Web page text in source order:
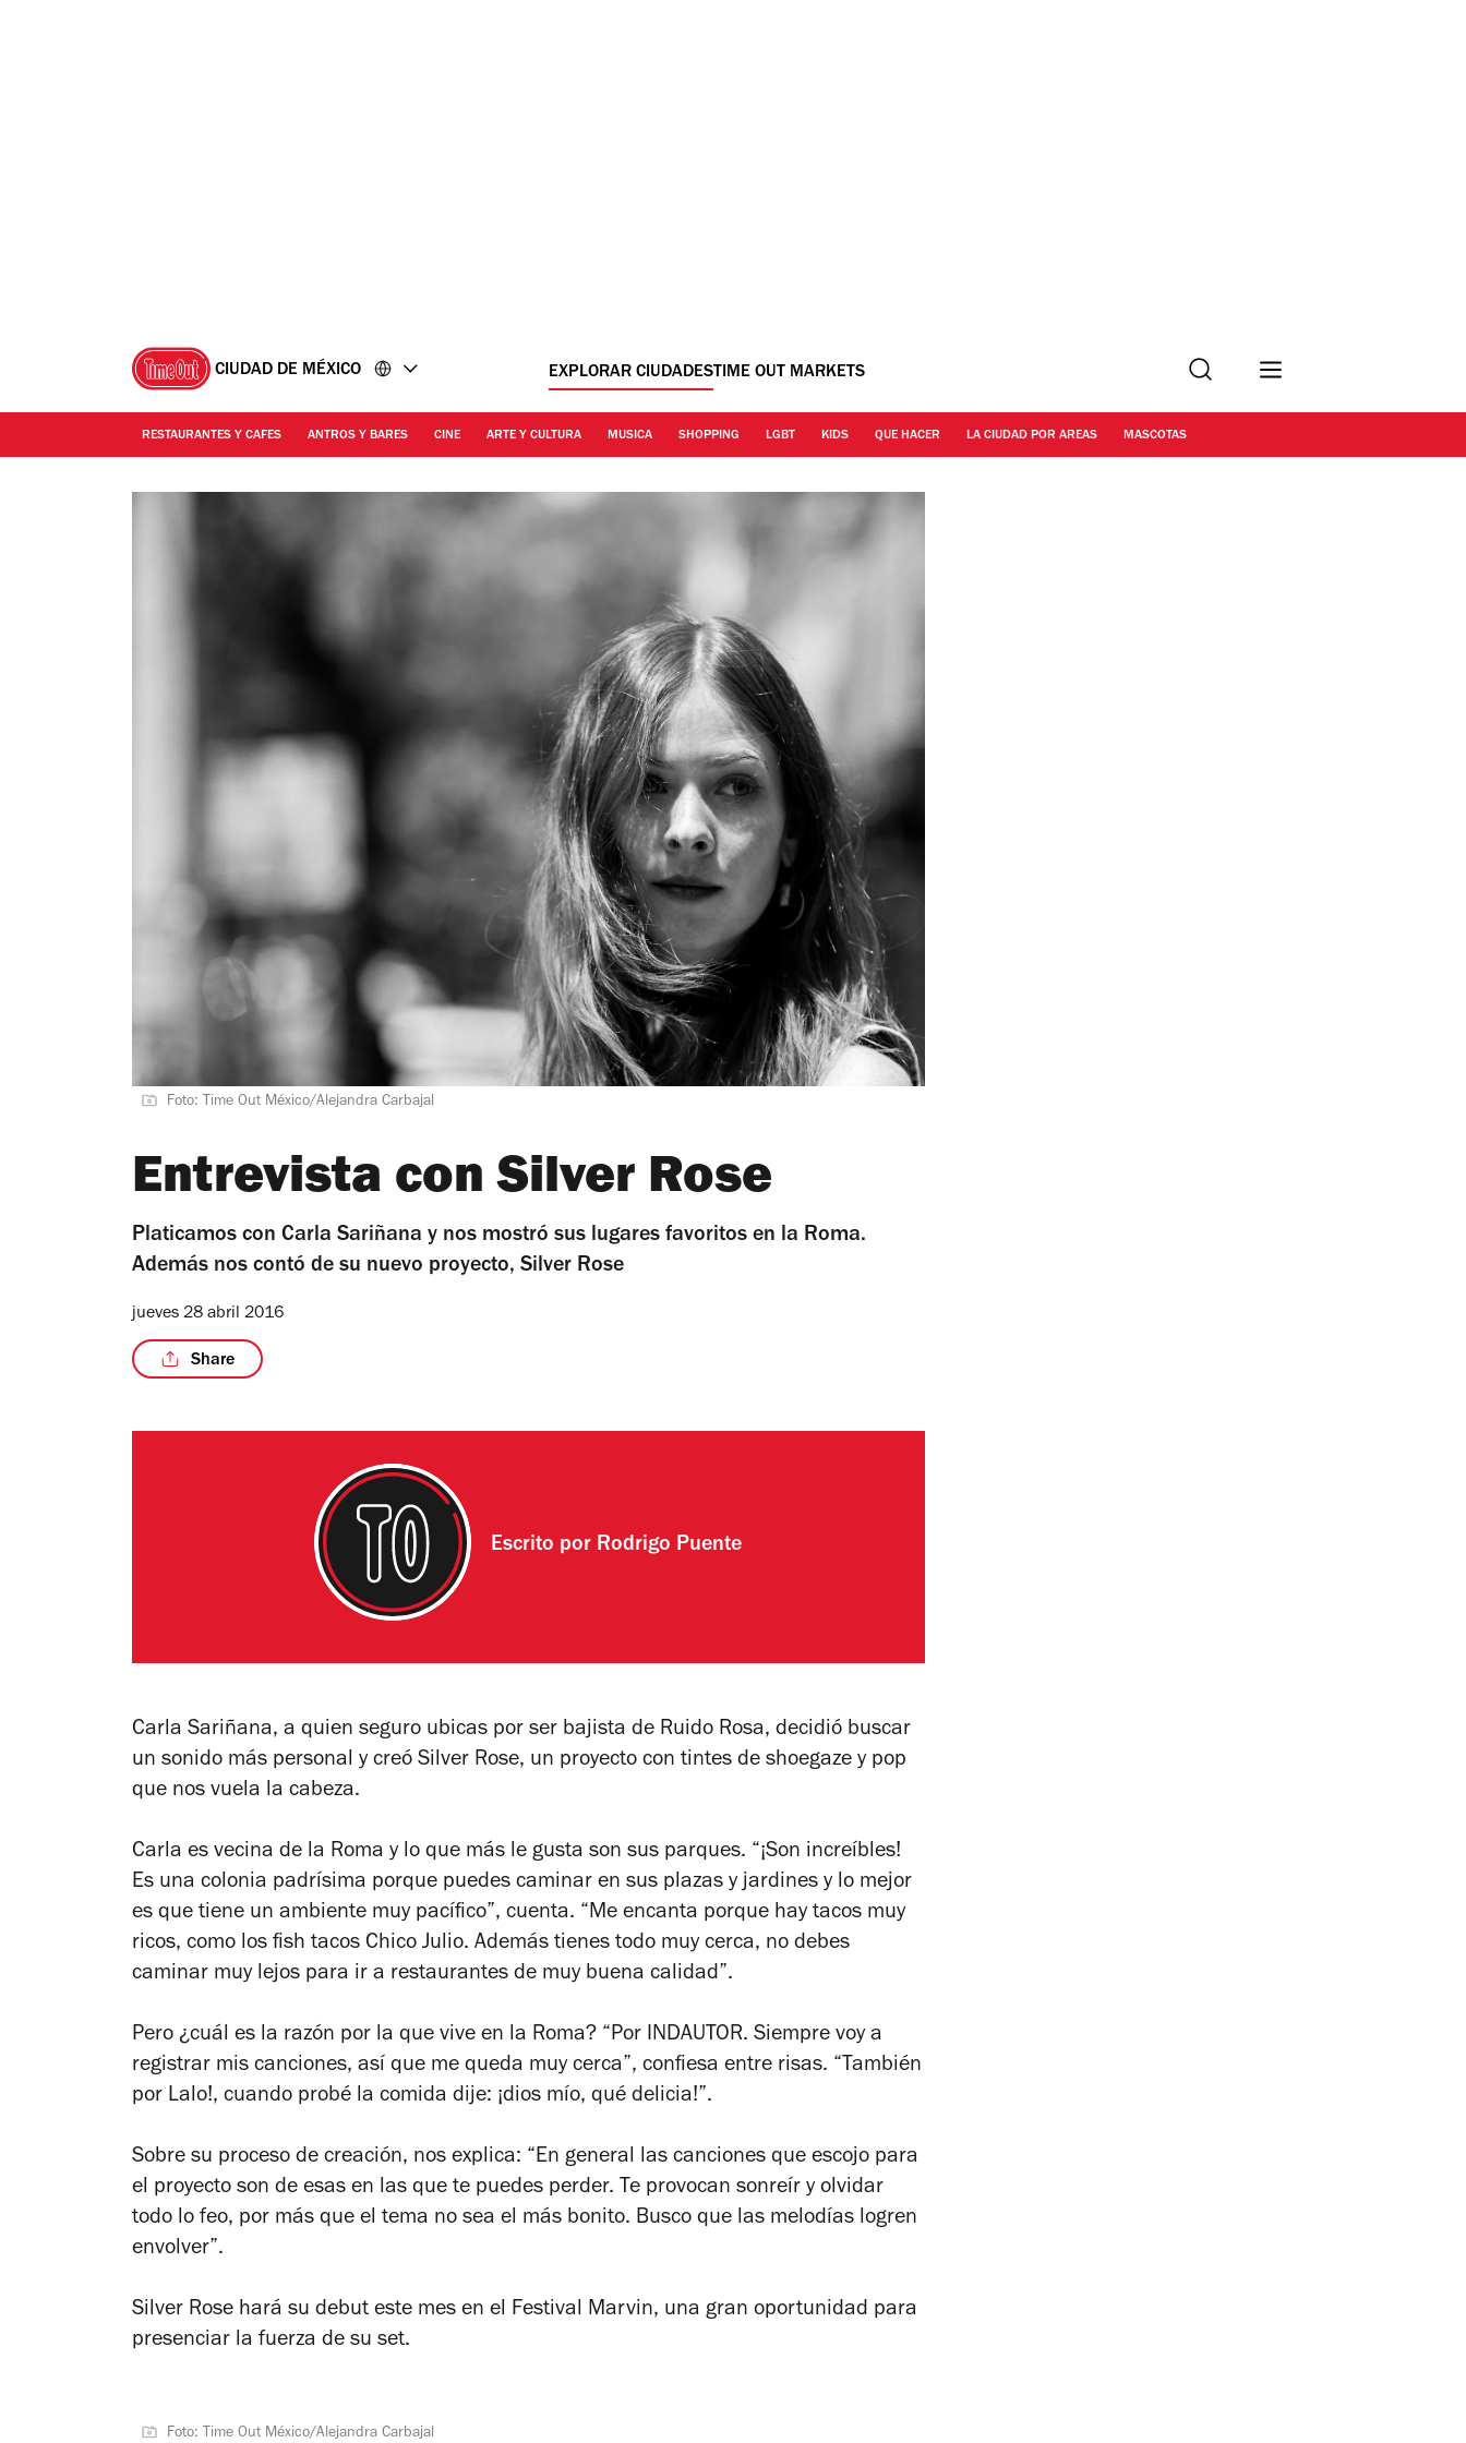
CIUDAD DE MÉXICO EXPLORAR CIUDADESTIME OUT MARKETS Buscar
RESTAURANTES Y CAFES ANTROS Y BARES CINE ARTE Y CULTURA MUSICA SHOPPING LGBT KIDS QUE HACER LA CIUDAD POR AREAS MASCOTAS
Foto: Time Out México/Alejandra Carbajal
Entrevista con Silver Rose
Platicamos con Carla Sariñana y nos mostró sus lugares favoritos en la Roma.
Además nos contó de su nuevo proyecto, Silver Rose
jueves 28 abril 2016
Share
Escrito por Rodrigo Puente
Carla Sariñana, a quien seguro ubicas por ser bajista de Ruido Rosa, decidió buscar
un sonido más personal y creó Silver Rose, un proyecto con tintes de shoegaze y pop
que nos vuela la cabeza.
Carla es vecina de la Roma y lo que más le gusta son sus parques. “¡Son increíbles!
Es una colonia padrísima porque puedes caminar en sus plazas y jardines y lo mejor
es que tiene un ambiente muy pacífico”, cuenta. “Me encanta porque hay tacos muy
ricos, como los fish tacos Chico Julio. Además tienes todo muy cerca, no debes
caminar muy lejos para ir a restaurantes de muy buena calidad”.
Pero ¿cuál es la razón por la que vive en la Roma? “Por INDAUTOR. Siempre voy a
registrar mis canciones, así que me queda muy cerca”, confiesa entre risas. “También
por Lalo!, cuando probé la comida dije: ¡dios mío, qué delicia!”.
Sobre su proceso de creación, nos explica: “En general las canciones que escojo para
el proyecto son de esas en las que te puedes perder. Te provocan sonreír y olvidar
todo lo feo, por más que el tema no sea el más bonito. Busco que las melodías logren
envolver”.
Silver Rose hará su debut este mes en el Festival Marvin, una gran oportunidad para
presenciar la fuerza de su set.
Foto: Time Out México/Alejandra Carbajal